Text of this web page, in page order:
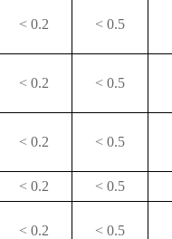
< 0.2 < 0.5
< 0.2 < 0.5
< 0.2 < 0.5
< 0.2
< 0.5
< 0.2 < 0.5